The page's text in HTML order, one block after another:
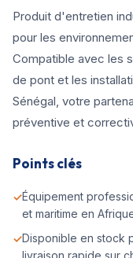
Produit d'entretien
pour les
Compatible avec les
de pont et les
Sénégal, votre
préventive et
Points clés
Équipement
et maritime en
Disponible en stock
livraison rapide sur